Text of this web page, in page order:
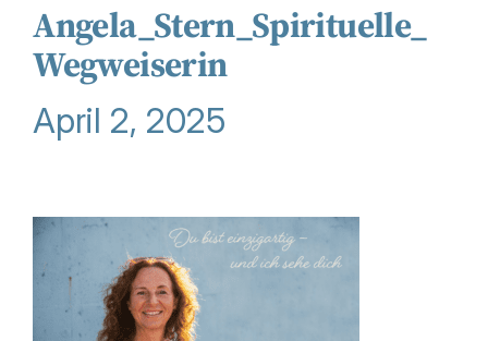
Angela_Stern_Spirituelle_
Wegweiserin
April 2, 2025